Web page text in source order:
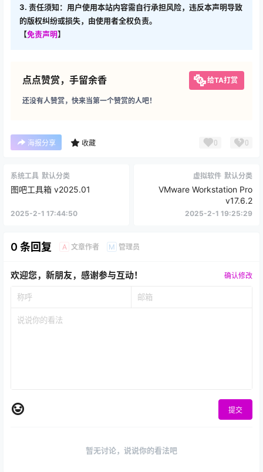
3. 责任须知：用户使用本站内容需自行承担风险，违反本声明导致
的版权纠纷或损失，由使用者全权负责。
【免责声明】
点点赞赏，手留余香 给TA打赏
还没有人赞赏，快来当第一个赞赏的人吧！
海报分享 收藏 0 0
系统工具 默认分类
图吧工具箱 v2025.01
2025-2-1 17:44:50
虚拟软件 默认分类
VMware Workstation Pro
v17.6.2
2025-2-1 19:25:29
0 条回复 A 文章作者 M 管理员
欢迎您，新朋友，感谢参与互动！ 确认修改
提交
暂无讨论，说说你的看法吧